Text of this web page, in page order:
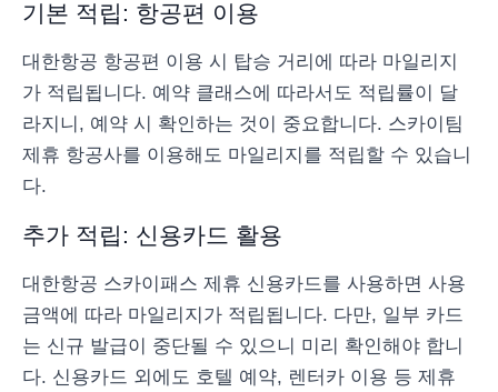
기본 적립: 항공편 이용
대한항공 항공편 이용 시 탑승 거리에 따라 마일리지
가 적립됩니다. 예약 클래스에 따라서도 적립률이 달
라지니, 예약 시 확인하는 것이 중요합니다. 스카이팀
제휴 항공사를 이용해도 마일리지를 적립할 수 있습니
다.
추가 적립: 신용카드 활용
대한항공 스카이패스 제휴 신용카드를 사용하면 사용
금액에 따라 마일리지가 적립됩니다. 다만, 일부 카드
는 신규 발급이 중단될 수 있으니 미리 확인해야 합니
다. 신용카드 외에도 호텔 예약, 렌터카 이용 등 제휴